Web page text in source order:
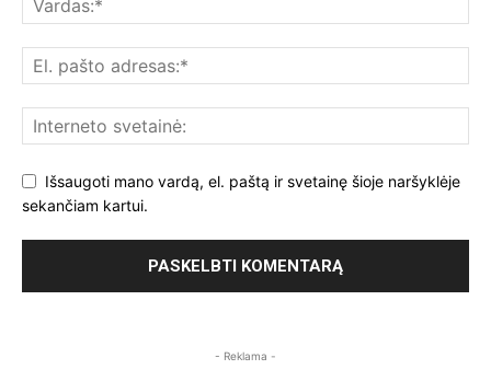
Išsaugoti mano vardą, el. paštą ir svetainę šioje naršyklėje
sekančiam kartui.
- Reklama -